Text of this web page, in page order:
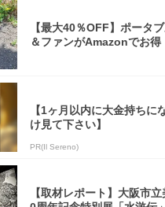
【最大40％OFF】ポータ
＆ファンがAmazonでお得
【1ヶ月以内に大金持ちに
け見て下さい】
PR(Il Sereno)
【取材レポート】大阪市